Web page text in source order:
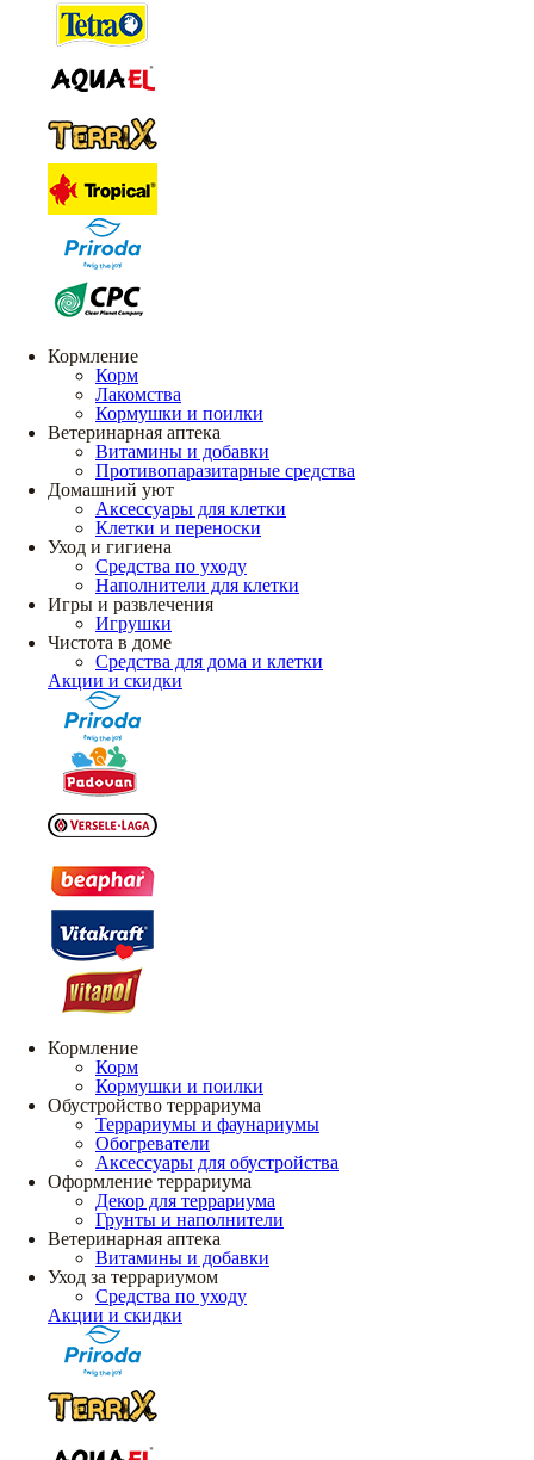
Кормление
Корм
Лакомства
Кормушки и поилки
Ветеринарная аптека
Витамины и добавки
Противопаразитарные средства
Домашний уют
Аксессуары для клетки
Клетки и переноски
Уход и гигиена
Средства по уходу
Наполнители для клетки
Игры и развлечения
Игрушки
Чистота в доме
Средства для дома и клетки
Акции и скидки
Кормление
Корм
Кормушки и поилки
Обустройство террариума
Террариумы и фаунариумы
Обогреватели
Аксессуары для обустройства
Оформление террариума
Декор для террариума
Грунты и наполнители
Ветеринарная аптека
Витамины и добавки
Уход за террариумом
Средства по уходу
Акции и скидки